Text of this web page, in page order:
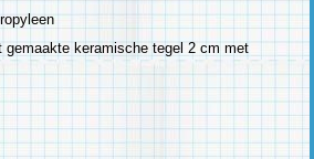
gemaakte keramische tegel 2 cm met